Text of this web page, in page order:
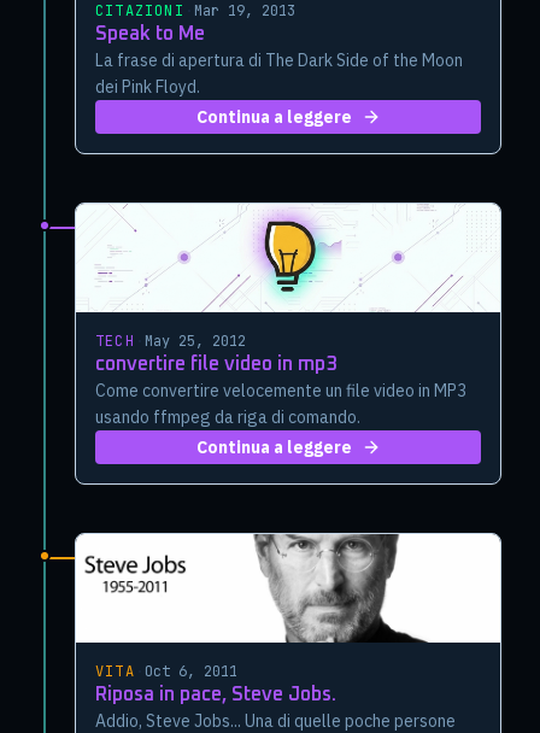
CITAZIONI
Mar 19, 2013
Speak to Me
La frase di apertura di The Dark Side of the Moon
dei Pink Floyd.
Continua a leggere
TECH
May 25, 2012
convertire file video in mp3
Come convertire velocemente un file video in MP3
usando ffmpeg da riga di comando.
Continua a leggere
VITA
Oct 6, 2011
Riposa in pace, Steve Jobs.
Addio, Steve Jobs... Una di quelle poche persone